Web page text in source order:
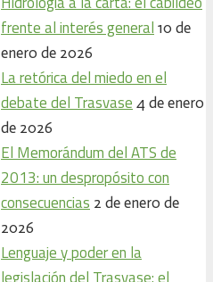
frente al interés general 10 de
enero de 2026
La retórica del miedo en el
debate del Trasvase 4 de enero
de 2026
El Memorándum del ATS de
2013: un despropósito con
consecuencias 2 de enero de
2026
Lenguaje y poder en la